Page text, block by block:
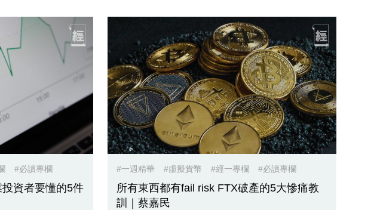
#必讀專欄
資者要懂的5件
#一週精華 #虛擬貨幣 #經一專欄 #必讀專欄
所有東西都有fail risk FTX破產的5大慘痛教
訓｜蔡嘉民